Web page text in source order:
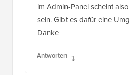
im Admin-Panel scheint
sein. Gibt es dafür eine
Danke
Antworten